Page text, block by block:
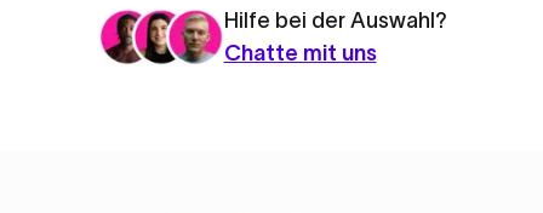
Hilfe bei der Auswahl?
Chatte mit uns